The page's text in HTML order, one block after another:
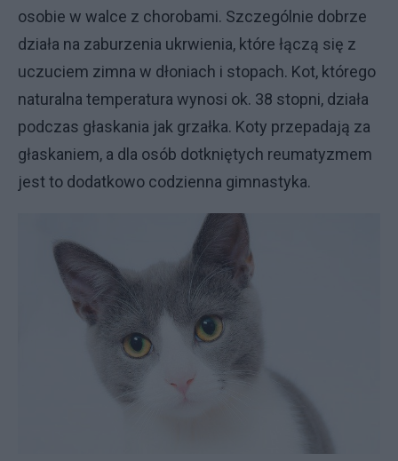
osobie w walce z chorobami. Szczególnie dobrze
działa na zaburzenia ukrwienia, które łączą się z
uczuciem zimna w dłoniach i stopach. Kot, którego
naturalna temperatura wynosi ok. 38 stopni, działa
podczas głaskania jak grzałka. Koty przepadają za
głaskaniem, a dla osób dotkniętych reumatyzmem
jest to dodatkowo codzienna gimnastyka.